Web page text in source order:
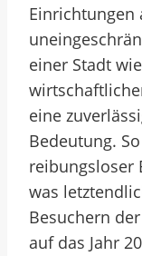
Einrichtungen
einer Stadt
eine
Bedeutung.
reibungsloser
was
Besuchern
auf das Jahr